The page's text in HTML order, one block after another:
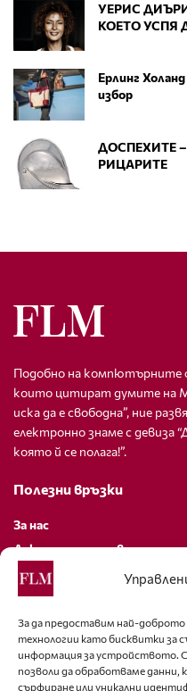
За да предоставим най-доброто
технологии като бисквитки за
информация за устройството.
позволи да обработваме данни,
сърфиране или уникални
УЕРИС
КОЕТО УСПЯ
Ерлинг
избор
ДОСПЕХИТЕ
РИЦАРИТЕ
Подобно на компютърните
които цитират думите на
иска да е свободна”, ние
електронно знаме с девиза
която й се полага!”.
Полезни връзки
За нас
Декларация за
Политика за бисквитки
За контакти
editor@fashion-lifestyle.net
+359 88 227 33 47